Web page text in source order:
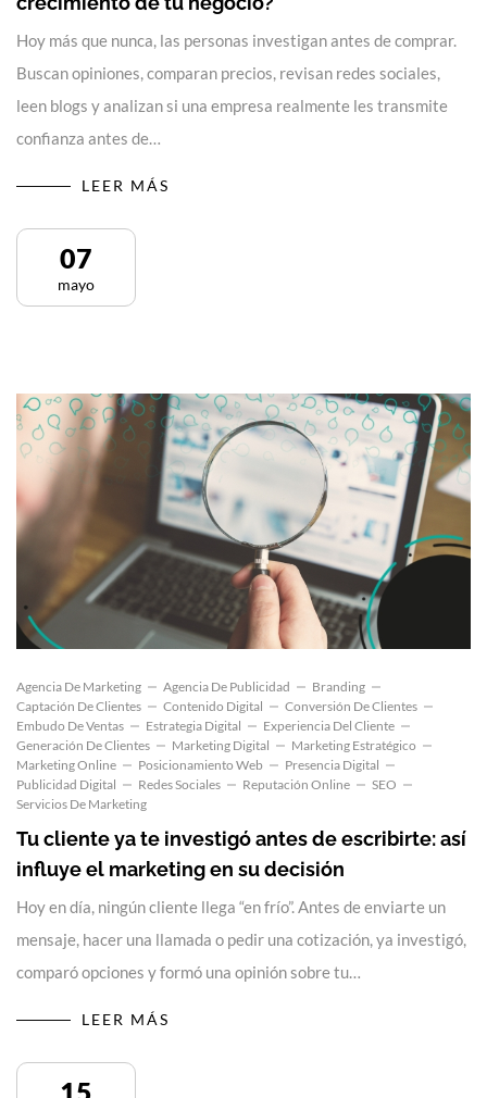
Hoy más que nunca, las personas investigan antes de comprar.
Buscan opiniones, comparan precios, revisan redes sociales,
leen blogs y analizan si una empresa realmente les transmite
confianza antes de…
LEER MÁS
07
mayo
Agencia De Marketing Agencia De Publicidad
Branding
Captación De Clientes
Contenido Digital
Conversión De Clientes
Embudo De Ventas
Estrategia Digital
Experiencia Del Cliente
Generación De Clientes
Marketing Digital
Marketing Estratégico
Marketing Online
Posicionamiento Web
Presencia Digital
Publicidad Digital
Redes Sociales Reputación Online
SEO
Servicios De Marketing
Tu cliente ya te investigó antes de escribirte: así
influye el marketing en su decisión
Hoy en día, ningún cliente llega “en frío”. Antes de enviarte un
mensaje, hacer una llamada o pedir una cotización, ya investigó,
comparó opciones y formó una opinión sobre tu…
LEER MÁS
15